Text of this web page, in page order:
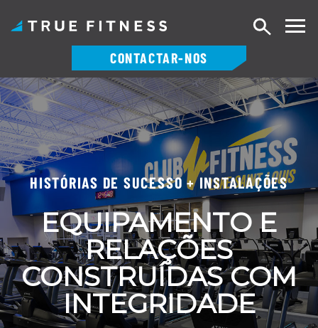
Saltar
para
o
conteúdo
CONTACTAR-NOS
Pesquisar
HISTÓRIAS DE SUCESSO + INSTALAÇÕES
EQUIPAMENTO E
RELAÇÕES
CONSTRUÍDAS COM
INTEGRIDADE